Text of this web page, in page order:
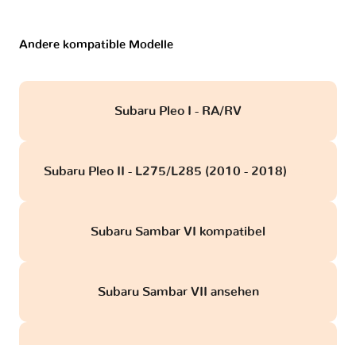
Andere kompatible Modelle
Subaru Pleo I - RA/RV
Subaru Pleo II - L275/L285 (2010 - 2018)
Subaru Sambar VI kompatibel
Subaru Sambar VII ansehen